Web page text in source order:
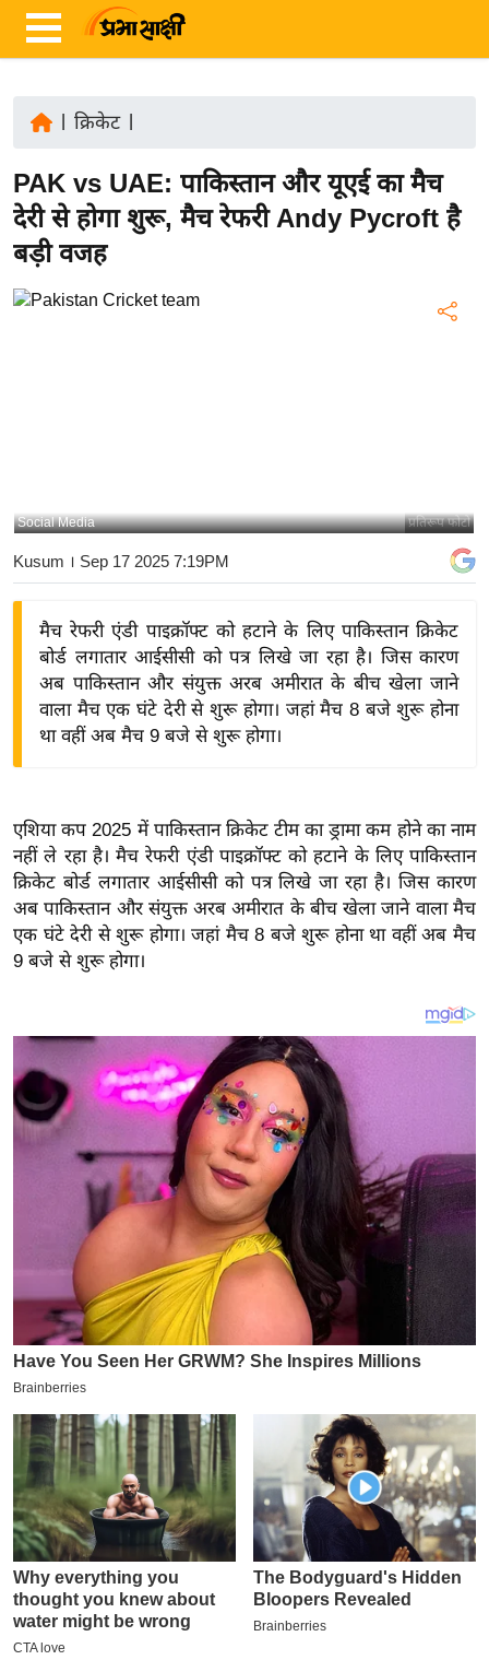
ज़ा
ख
र
रा
य
ज़
द्यो
वि
शे
ष
ज्ञ
रा
ज
ट
खे
ल
P
2
0
6
क्रा
इ
म
ई
-
पे
प
क्रिकेट|
PAK vs UAE: पाकिस्तान और यूएई का मैच
देरी से होगा शुरू, मैच रेफरी Andy Pycroft है
बड़ी वजह
प्रतिरूप फोटो
Social Media
Kusum । Sep 17 2025 7:19PM
मैच रेफरी एंडी पाइक्रॉफ्ट को हटाने के लिए पाकिस्तान क्रिकेट
बोर्ड लगातार आईसीसी को पत्र लिखे जा रहा है। जिस कारण
अब पाकिस्तान और संयुक्त अरब अमीरात के बीच खेला जाने
वाला मैच एक घंटे देरी से शुरू होगा। जहां मैच 8 बजे शुरू होना
था वहीं अब मैच 9 बजे से शुरू होगा।
एशिया कप 2025 में पाकिस्तान क्रिकेट टीम का ड्रामा कम होने का नाम
नहीं ले रहा है। मैच रेफरी एंडी पाइक्रॉफ्ट को हटाने के लिए पाकिस्तान
क्रिकेट बोर्ड लगातार आईसीसी को पत्र लिखे जा रहा है। जिस कारण
अब पाकिस्तान और संयुक्त अरब अमीरात के बीच खेला जाने वाला मैच
एक घंटे देरी से शुरू होगा। जहां मैच 8 बजे शुरू होना था वहीं अब मैच
9 बजे से शुरू होगा।